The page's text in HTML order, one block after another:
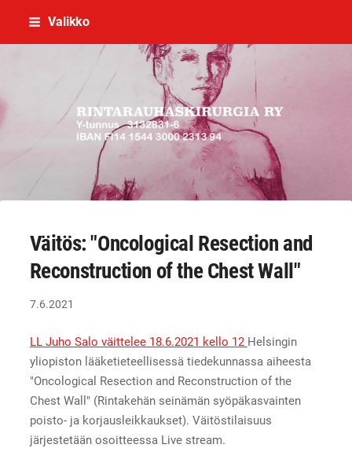
Siirry
Valikko
Rintarauhaskirurgia ry
Väitös: "Oncological Resection and
Reconstruction of the Chest Wall"
7.6.2021
LL Juho Salo väittelee 18.6.2021 kello 12 Helsingin
yliopiston lääketieteellisessä tiedekunnassa aiheesta
"Oncological Resection and Reconstruction of the
Chest Wall" (Rintakehän seinämän syöpäkasvainten
poisto- ja korjausleikkaukset). Väitöstilaisuus
järjestetään osoitteessa Live stream.